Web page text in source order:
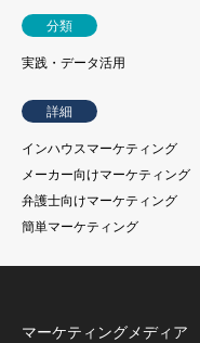
分類
実践・データ活用
詳細
インハウスマーケティング
メーカー向けマーケティング
弁護士向けマーケティング
簡単マーケティング
マーケティングメディア